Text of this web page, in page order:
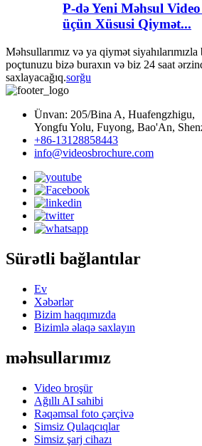
P-də Yeni Məhsul
üçün Xüsusi Qiymət...
Məhsullarımız və ya qiymət siyahılarımızla
poçtunuzu bizə buraxın və biz 24 saat
saxlayacağıq.sorğu
Ünvan: 205/Bina A, Huafengzhigu,
Yongfu Yolu, Fuyong, Bao'An,
+86-13128858443
info@videosbrochure.com
Sürətli bağlantılar
Ev
Xəbərlər
Bizim haqqımızda
Bizimlə əlaqə saxlayın
məhsullarımız
Video broşür
Ağıllı AI sahibi
Rəqəmsal foto çərçivə
Simsiz Qulaqcıqlar
Simsiz şarj cihazı